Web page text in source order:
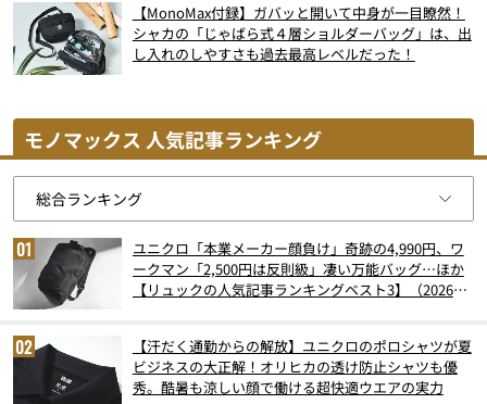
【MonoMax付録】ガバッと開いて中身が一目瞭然！
シャカの「じゃばら式４層ショルダーバッグ」は、出
し入れのしやすさも過去最高レベルだった！
モノマックス 人気記事ランキング
ユニクロ「本業メーカー顔負け」奇跡の4,990円、ワ
ークマン「2,500円は反則級」凄い万能バッグ…ほか
【リュックの人気記事ランキングベスト3】（2026年
【汗だく通勤からの解放】ユニクロのポロシャツが夏
ビジネスの大正解！オリヒカの透け防止シャツも優
秀。酷暑も涼しい顔で働ける超快適ウエアの実力